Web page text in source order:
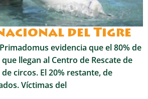
del Tigre
evidencia que el 80% de
llegan al Centro de Rescate de
circos. El 20% restante, de
Víctimas del